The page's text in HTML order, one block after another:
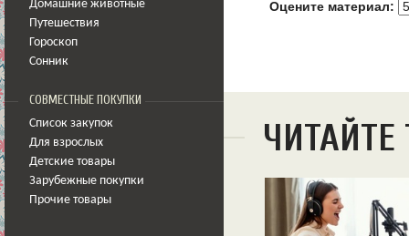
Домашние животные
Путешествия
Гороскоп
Сонник
СОВМЕСТНЫЕ ПОКУПКИ
Список закупок
Для взрослых
Детские товары
Зарубежные покупки
Прочие товары
Оцените материал: